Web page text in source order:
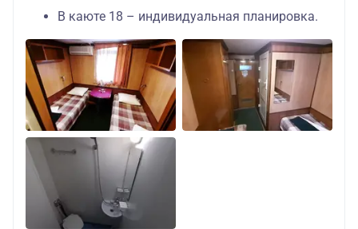
В каюте 18 – индивидуальная планировка.